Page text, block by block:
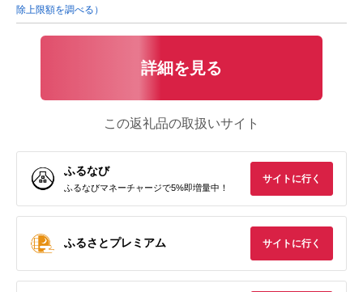
除上限額を調べる）
詳細を見る
この返礼品の取扱いサイト
ふるなび
ふるなびマネーチャージで5%即増量中！
サイトに行く
ふるさとプレミアム サイトに行く